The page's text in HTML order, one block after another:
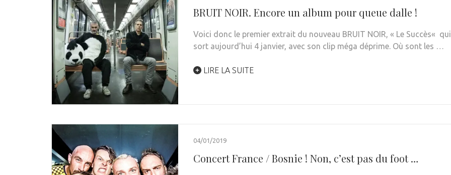
BRUIT NOIR. Encore un album pour queue dalle !
Voici donc le premier extrait du nouveau BRUIT NOIR, « Le Succès« qui
sort aujourd’hui 4 janvier, avec son clip méga déprime. Où sont les …
LIRE LA SUITE
04/01/2019
Concert France / Bosnie ! Non, c’est pas du foot …